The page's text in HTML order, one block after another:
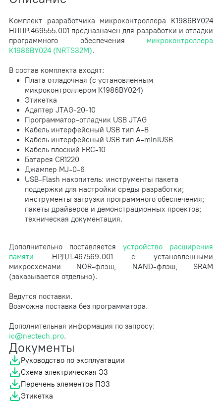
Комплект разработчика микроконтроллера К1986ВУ024
НЛПР.469555.001 предназначен для разработки и отладки
программного обеспечения микроконтроллера
К1986ВУ024 (NRTS32M).
В состав комплекта входят:
Плата отладочная (с установленным
микроконтроллером К1986ВУ024)
Этикетка
Адаптер JTAG-20-10
Программатор-отладчик USB JTAG
Кабель интерфейсный USB тип A-B
Кабель интерфейсный USB тип A-miniUSB
Кабель плоский FRC-10
Батарея CR1220
Джампер MJ-0-6
USB-Flash накопитель: инструменты пакета
поддержки для настройки среды разработки;
инструменты загрузки программного обеспечения;
пакеты драйверов и демонстрационных проектов;
техническая документация.
Дополнительно поставляется устройство расширения
памяти НРДЛ.467569.001 с установленными
микросхемами NOR-флэш, NAND-флэш, SRAM
(заказывается отдельно).
Ведутся поставки.
Возможна поставка без программатора.
Дополнительная информация по запросу:
ic@nectech.pro.
Документы
Руководство по эксплуатации
Схема электрическая Э3
Перечень элементов ПЭ3
Этикетка